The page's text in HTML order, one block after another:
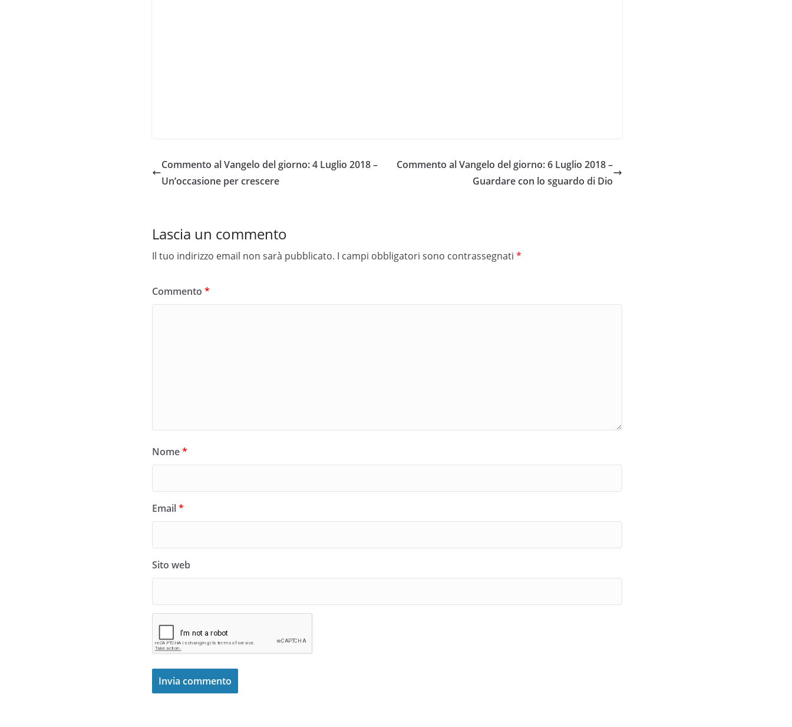
Commento al Vangelo del giorno: 4 Luglio 2018 –
Un’occasione per crescere
Commento al Vangelo del giorno: 6 Luglio 2018 –
Guardare con lo sguardo di Dio
Lascia un commento
Il tuo indirizzo email non sarà pubblicato. I campi obbligatori sono contrassegnati *
Commento *
Nome*
Email*
Sito web